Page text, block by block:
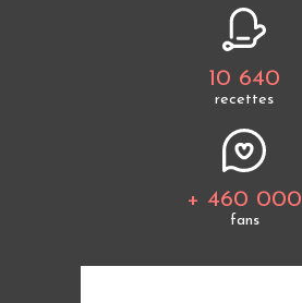
10 640
recettes
+ 460 000
fans